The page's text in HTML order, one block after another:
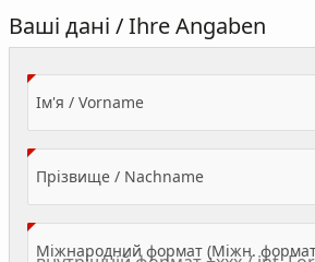
Ваші дані / Ihre Angaben
Ім'я / Vorname(Value Required)
Прізвище / Nachname(Value Required)